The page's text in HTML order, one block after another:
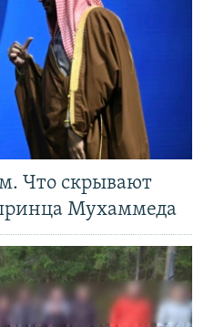
Что скрывают
Мухаммеда